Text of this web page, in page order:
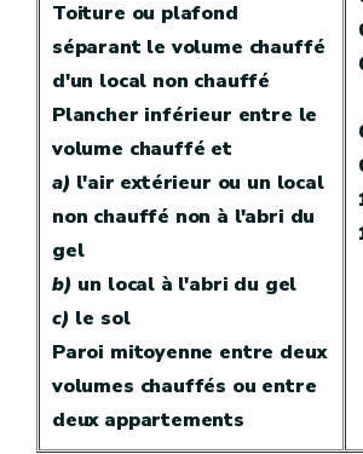
Toiture ou plafond
séparant le volume chauffé
d'un local non chauffé
Plancher inférieur entre le
volume chauffé et
a) l'air extérieur ou un local
non chauffé non à l'abri du
gel
b) un local à l'abri du gel
c) le sol
Paroi mitoyenne entre deux
volumes chauffés ou entre
deux appartements